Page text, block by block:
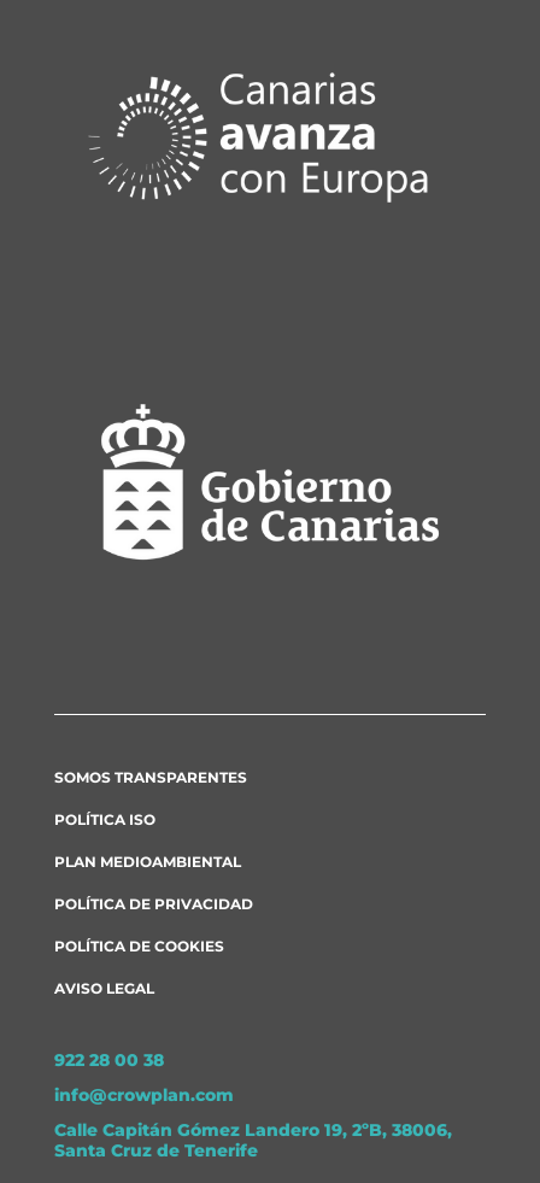
SOMOS TRANSPARENTES
POLÍTICA ISO
PLAN MEDIOAMBIENTAL
POLÍTICA DE PRIVACIDAD
POLÍTICA DE COOKIES
AVISO LEGAL
922 28 00 38
info@crowplan.com
Calle Capitán Gómez Landero 19, 2ºB, 38006,
Santa Cruz de Tenerife